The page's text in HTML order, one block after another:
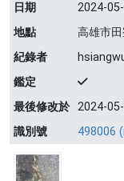
日期
2024-
地點
高雄市
紀錄者
鑑定
最後修改於 2024-
識別號
498006